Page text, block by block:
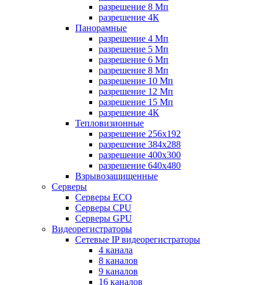
разрешение 8 Мп
разрешение 4К
Панорамные
разрешение 4 Мп
разрешение 5 Мп
разрешение 6 Мп
разрешение 8 Мп
разрешение 10 Мп
разрешение 12 Мп
разрешение 15 Мп
разрешение 4К
Тепловизионные
разрешение 256x192
разрешение 384х288
разрешение 400x300
разрешение 640х480
Взрывозащищенные
Серверы
Серверы ECO
Серверы CPU
Серверы GPU
Видеорегистраторы
Сетевые IP видеорегистраторы
4 канала
8 каналов
9 каналов
16 каналов